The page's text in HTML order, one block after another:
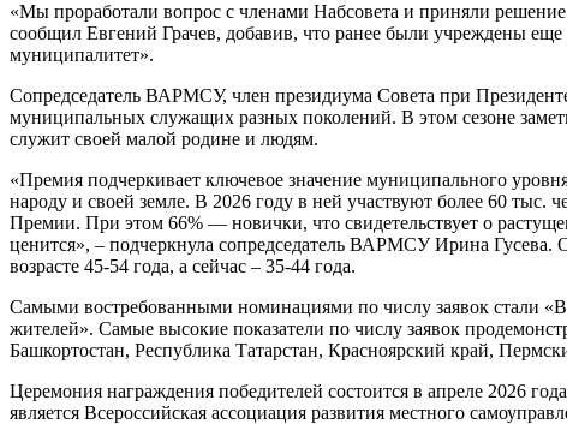
«Мы проработали вопрос с членами Набсовета и приняли
сообщил Евгений Грачев, добавив, что ранее были учреждены
муниципалитет».
Сопредседатель ВАРМСУ, член президиума Совета при
муниципальных служащих разных поколений. В этом сезоне
служит своей малой родине и людям.
«Премия подчеркивает ключевое значение муниципального
народу и своей земле. В 2026 году в ней участвуют более 60
Премии. При этом 66% — новички, что свидетельствует о
ценится», – подчеркнула сопредседатель ВАРМСУ Ирина
возрасте 45-54 года, а сейчас – 35-44 года.
Самыми востребованными номинациями по числу заявок стали
жителей». Самые высокие показатели по числу заявок
Башкортостан, Республика Татарстан, Красноярский край,
Церемония награждения победителей состоится в апреле
является Всероссийская ассоциация развития местного